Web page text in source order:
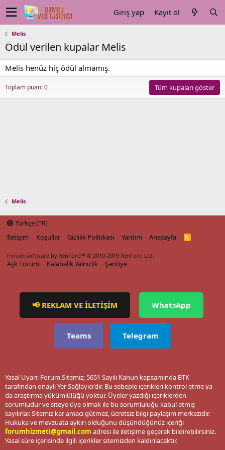
Giriş yap Kayıt ol
Melis
Ödül verilen kupalar Melis
Melis henüz hiç ödül almamış.
Toplam puan: 0 Tüm kupaları göster
Melis
Türkçe (TR)
İletişim
Koşullar Gizlilik Politikası Yardım Anasayfa
R
Forum software by XenForo™ © 2010-2019 XenForo Ltd.
Aşk Forum Kalabalık Yalnızlık Şantiye
📢 REKLAM VE İLETİŞİM WhatsApp
Teams Telegram
Yasal Uyarı: Forum Sitemiz; 5651 Sayılı Kanun kapsamında BTK
tarafından onaylı Yer Sağlayıcı'dır. Bu sebeple içerikleri kontrol etme ya
da araştırma yükümlülüğü yoktur. Üyeler yazdığı içeriklerden
sorumludur ve siteye üye olmak ile bu sorumluluğu kabul etmiş
sayılırlar. Sitemiz kar amacı gütmez, ücretsiz bilgi paylaşım merkezidir.
Hukuka ve mevzuata aykırı olduğunu düşündüğünüz içeriği
forumhizmeti@gmail.com adresi ile iletişime geçerek bildirebilirsiniz.
Yasal süre içerisinde ilgili içerikler sitemizden kaldırılacaktır.